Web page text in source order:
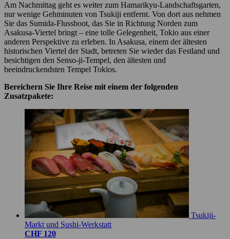
Am Nachmittag geht es weiter zum Hamarikyu-Landschaftsgarten,
nur wenige Gehminuten von Tsukiji entfernt. Von dort aus nehmen
Sie das Sumida-Flussboot, das Sie in Richtung Norden zum
Asakusa-Viertel bringt – eine tolle Gelegenheit, Tokio aus einer
anderen Perspektive zu erleben. In Asakusa, einem der ältesten
historischen Viertel der Stadt, betreten Sie wieder das Festland und
besichtigen den Senso-ji-Tempel, den ältesten und
beeindruckendsten Tempel Tokios.
Bereichern Sie Ihre Reise mit einem der folgenden
Zusatzpakete:
Tsukiji-
Markt und Sushi-Werkstatt
CHF 120